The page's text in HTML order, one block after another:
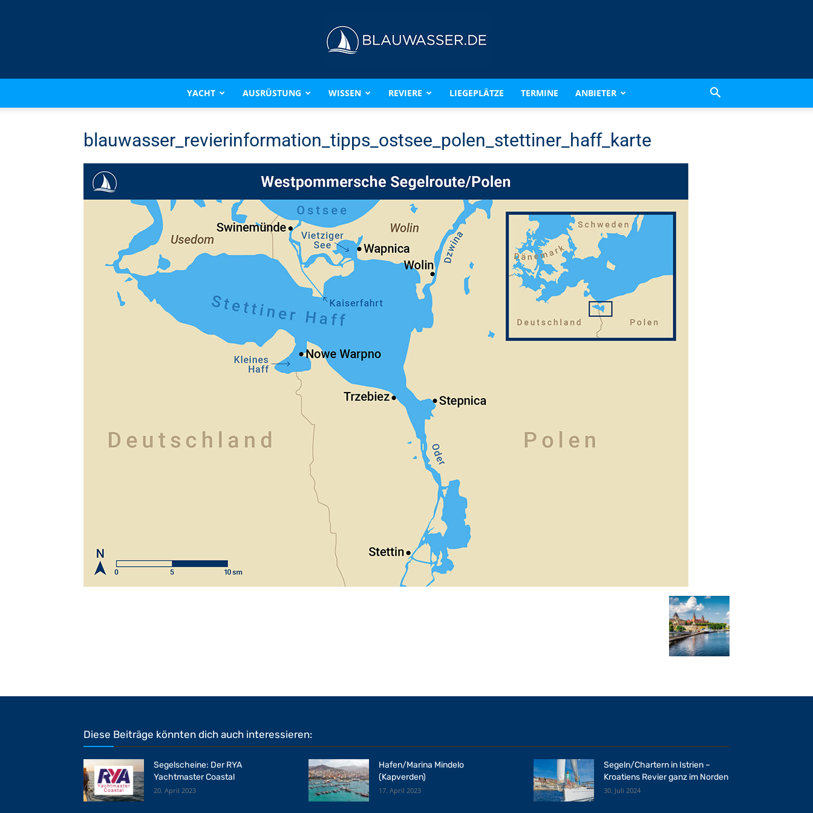
BLAUWASSER.DE
YACHT AUSRÜSTUNG WISSEN REVIERE LIEGEPLÄTZE TERMINE ANBIETER
blauwasser_revierinformation_tipps_ostsee_polen_stettiner_haff_karte
Diese Beiträge könnten dich auch interessieren:
Segelscheine: Der RYA
Yachtmaster Coastal
20. April 2023
Hafen/Marina Mindelo
(Kapverden)
17. April 2023
Segeln/Chartern in Istrien –
Kroatiens Revier ganz im Norden
30. Juli 2024